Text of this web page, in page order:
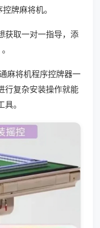
牌麻将机。
获取一对一指导，添
麻将机程序控牌器一
行复杂安装操作就能
。